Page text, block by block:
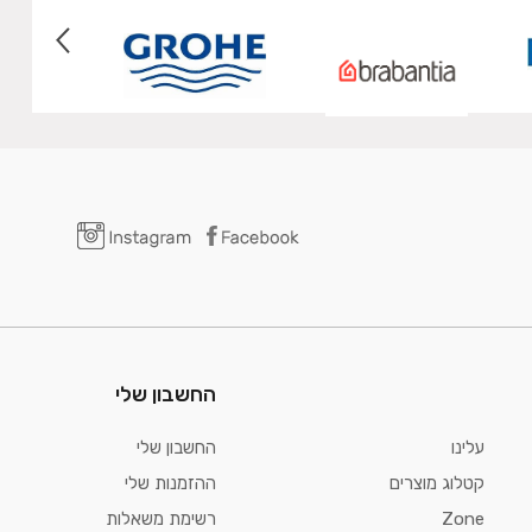
עלינו
קטלוג מוצרים
Zone
החשבון שלי
החשבון שלי
ההזמנות שלי
רשימת משאלות